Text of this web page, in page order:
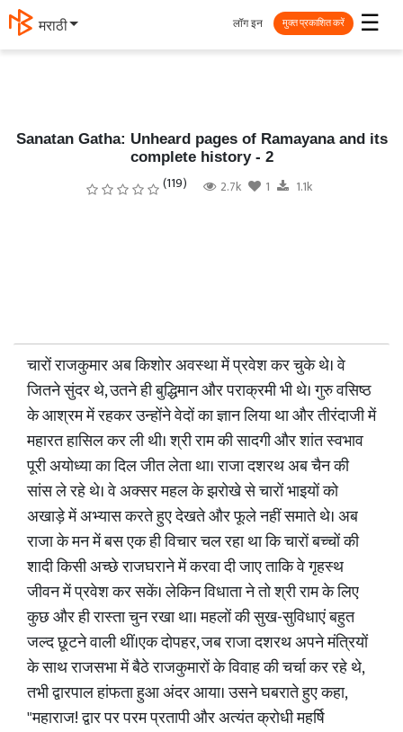
मराठी ☰
लॉग इन मुक्त प्रकाशित करें
Sanatan Gatha: Unheard pages of Ramayana and its
complete history - 2
(119) 2.7k 1 1.1k
चारों राजकुमार अब किशोर अवस्था में प्रवेश कर चुके थे। वे
जितने सुंदर थे, उतने ही बुद्धिमान और पराक्रमी भी थे। गुरु वसिष्ठ
के आश्रम में रहकर उन्होंने वेदों का ज्ञान लिया था और तीरंदाजी में
महारत हासिल कर ली थी। श्री राम की सादगी और शांत स्वभाव
पूरी अयोध्या का दिल जीत लेता था। राजा दशरथ अब चैन की
सांस ले रहे थे। वे अक्सर महल के झरोखे से चारों भाइयों को
अखाड़े में अभ्यास करते हुए देखते और फूले नहीं समाते थे। अब
राजा के मन में बस एक ही विचार चल रहा था कि चारों बच्चों की
शादी किसी अच्छे राजघराने में करवा दी जाए ताकि वे गृहस्थ
जीवन में प्रवेश कर सकें। लेकिन विधाता ने तो श्री राम के लिए
कुछ और ही रास्ता चुन रखा था। महलों की सुख-सुविधाएं बहुत
जल्द छूटने वाली थीं।एक दोपहर, जब राजा दशरथ अपने मंत्रियों
के साथ राजसभा में बैठे राजकुमारों के विवाह की चर्चा कर रहे थे,
तभी द्वारपाल हांफता हुआ अंदर आया। उसने घबराते हुए कहा,
"महाराज! द्वार पर परम प्रतापी और अत्यंत क्रोधी महर्षि